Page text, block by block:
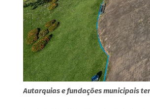
Autarquias e fundações municipais